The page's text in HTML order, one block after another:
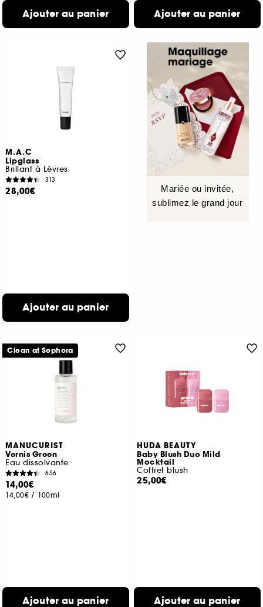
Ajouter au panier Ajouter au panier
M.A.C
Lipglass
Brillant à Lèvres
313
28,00€
Ajouter au panier
Mariée ou invitée,
sublimez le grand jour
MANUCURIST
Vernis Green
Eau dissolvante
656
14,00€
14,00€ / 100ml
Ajouter au panier
Clean at Sephora
HUDA BEAUTY
Baby Blush Duo Mild
Mocktail
Coffret blush
25,00€
Ajouter au panier